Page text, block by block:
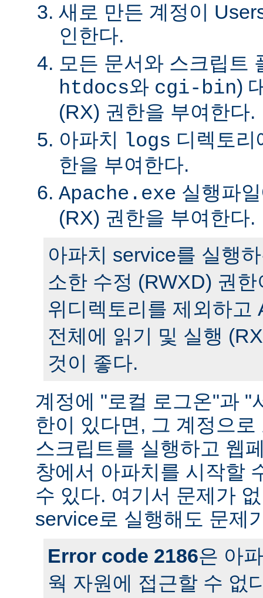
새로 만든 계정이
인한다.
모든 문서와 스크립트
htdocs와 cgi-bin)
(RX) 권한을 부여한다.
아파치 logs 디렉토리
한을 부여한다.
Apache.exe 실행파
(RX) 권한을 부여한다.
아파치 service를 실행
소한 수정 (RWXD) 권
위디렉토리를 제외하고
전체에 읽기 및 실행
것이 좋다.
계정에 "로컬 로그온"과 "
한이 있다면, 그 계정으
스크립트를 실행하고 웹
창에서 아파치를 시작할
수 있다. 여기서 문제가
service로 실행해도 문제
Error code 2186은 아
웍 자원에 접근할 수 없